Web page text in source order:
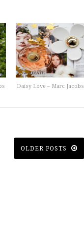
Daisy Love – Marc Jacobs
OLDER POSTS